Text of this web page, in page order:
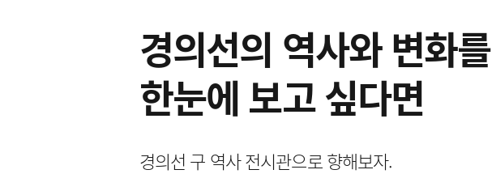
경의선의 역사와 변화를
한눈에 보고 싶다면
경의선 구 역사 전시관으로 향해보자.